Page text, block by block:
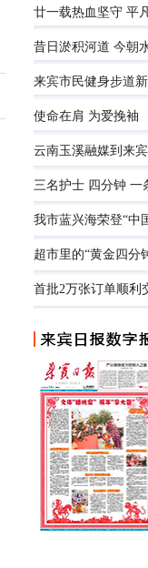
廿一载热血坚守 平
昔日淤积河道 今朝
来宾市民健身步道
使命在肩 为爱挽袖
云南玉溪融媒到来
三名护士 四分钟 一
我市蓝兴海荣登“中
超市里的“黄金四分
首批2万张订单顺利